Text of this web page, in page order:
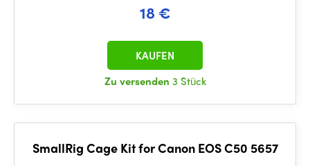
18 €
Zu versenden 3 Stück
KAUFEN
SmallRig Cage Kit for Canon EOS C50 5657